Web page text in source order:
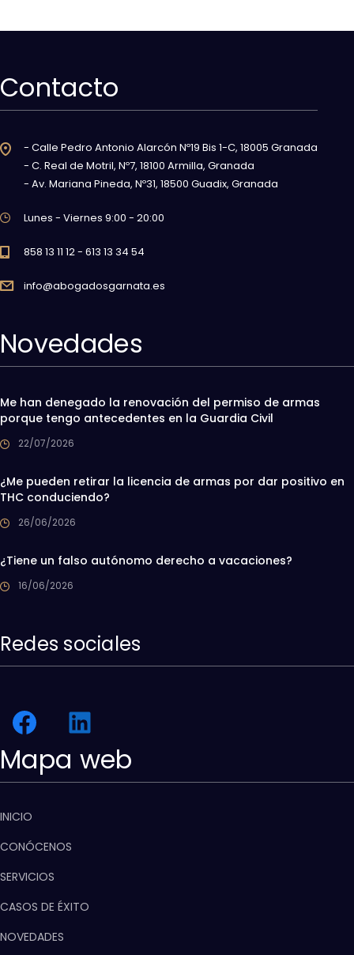
Contacto
- Calle Pedro Antonio Alarcón Nº19 Bis 1-C, 18005 Granada
- C. Real de Motril, Nº7, 18100 Armilla, Granada
- Av. Mariana Pineda, Nº31, 18500 Guadix, Granada
Lunes - Viernes 9:00 - 20:00
858 13 11 12 - 613 13 34 54
info@abogadosgarnata.es
Novedades
Me han denegado la renovación del permiso de armas
porque tengo antecedentes en la Guardia Civil
22/07/2026
¿Me pueden retirar la licencia de armas por dar positivo en
THC conduciendo?
26/06/2026
¿Tiene un falso autónomo derecho a vacaciones?
16/06/2026
Redes sociales
Mapa web
INICIO
CONÓCENOS
SERVICIOS
CASOS DE ÉXITO
NOVEDADES